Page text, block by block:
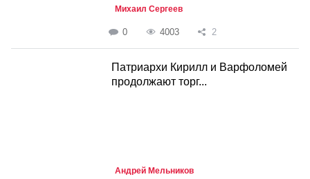
Михаил Сергеев
0 4003 2
Патриархи Кирилл и Варфоломей
продолжают торг...
Андрей Мельников